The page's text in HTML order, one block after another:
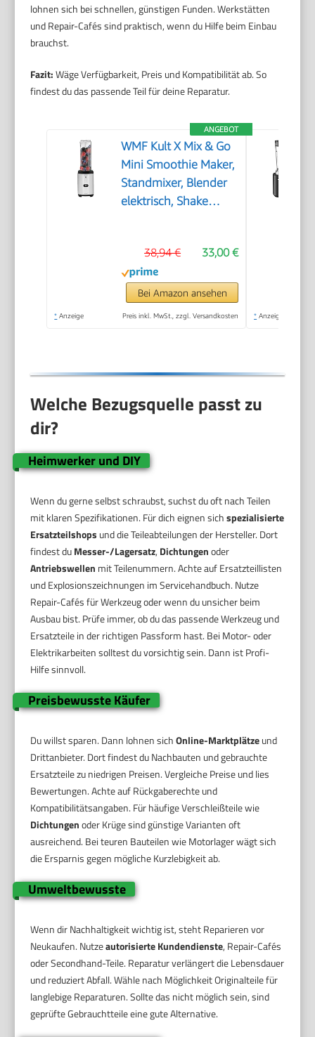
lohnen sich bei schnellen, günstigen Funden. Werkstätten
und Repair-Cafés sind praktisch, wenn du Hilfe beim Einbau
brauchst.
Fazit:Wäge Verfügbarkeit, Preis und Kompatibilität ab. So
findest du das passende Teil für deine Reparatur.
ANGEBOT
WMF Kult X Mix & Go
Mini Smoothie Maker,
Standmixer, Blender
elektrisch, Shake
Kunststoff Flasche
600ml,
auslaufsicherer
Schraubdeckel,
33,00 €
38,94 €
Bei Amazon ansehen
* Anzeige Preis inkl. MwSt., zzgl. Versandkosten * Anzeige
Welche Bezugsquelle passt zu
dir?
Heimwerker und DIY
Wenn du gerne selbst schraubst, suchst du oft nach Teilen
mit klaren Spezifikationen. Für dich eignen sichspezialisierte
Ersatzteilshops und die Teileabteilungen der Hersteller. Dort
findest duMesser-/Lagersatz, Dichtungenoder
Antriebswellen mit Teilenummern. Achte auf Ersatzteillisten
und Explosionszeichnungen im Servicehandbuch. Nutze
Repair-Cafés für Werkzeug oder wenn du unsicher beim
Ausbau bist. Prüfe immer, ob du das passende Werkzeug und
Ersatzteile in der richtigen Passform hast. Bei Motor- oder
Elektrikarbeiten solltest du vorsichtig sein. Dann ist Profi-
Hilfe sinnvoll.
Preisbewusste Käufer
Du willst sparen. Dann lohnen sichOnline-Marktplätzeund
Drittanbieter. Dort findest du Nachbauten und gebrauchte
Ersatzteile zu niedrigen Preisen. Vergleiche Preise und lies
Bewertungen. Achte auf Rückgaberechte und
Kompatibilitätsangaben. Für häufige Verschleißteile wie
Dichtungenoder Krüge sind günstige Varianten oft
ausreichend. Bei teuren Bauteilen wie Motorlager wägt sich
die Ersparnis gegen mögliche Kurzlebigkeit ab.
Umweltbewusste
Wenn dir Nachhaltigkeit wichtig ist, steht Reparieren vor
Neukaufen. Nutzeautorisierte Kundendienste, Repair-Cafés
oder Secondhand-Teile. Reparatur verlängert die Lebensdauer
und reduziert Abfall. Wähle nach Möglichkeit Originalteile für
langlebige Reparaturen. Sollte das nicht möglich sein, sind
geprüfte Gebrauchtteile eine gute Alternative.